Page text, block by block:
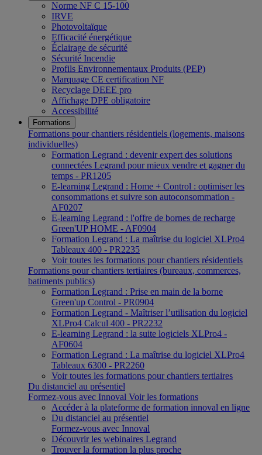
Norme NF C 15-100
IRVE
Photovoltaïque
Efficacité énergétique
Éclairage de sécurité
Sécurité Incendie
Profils Environnementaux Produits (PEP)
Marquage CE certification NF
Recyclage DEEE pro
Affichage DPE obligatoire
Accessibilité
Formations
Formations pour chantiers résidentiels (logements, maisons
individuelles)
Formation Legrand : devenir expert des solutions
connectées Legrand pour mieux vendre et gagner du
temps - PR1205
E-learning Legrand : Home + Control : optimiser les
consommations et suivre son autoconsommation -
AF0207
E-learning Legrand : l'offre de bornes de recharge
Green'UP HOME - AF0904
Formation Legrand : La maîtrise du logiciel XLPro4
Tableaux 400 - PR2235
Voir toutes les formations pour chantiers résidentiels
Formations pour chantiers tertiaires (bureaux, commerces,
batiments publics)
Formation Legrand : Prise en main de la borne
Green'up Control - PR0904
Formation Legrand - Maîtriser l’utilisation du logiciel
XLPro4 Calcul 400 - PR2232
E-learning Legrand : la suite logiciels XLPro4 -
AF0604
Formation Legrand : La maîtrise du logiciel XLPro4
Tableaux 6300 - PR2260
Voir toutes les formations pour chantiers tertiaires
Du distanciel au présentiel
Formez-vous avec Innoval Voir les formations
Accéder à la plateforme de formation innoval en ligne
Du distanciel au présentiel
Formez-vous avec Innoval
Découvrir les webinaires Legrand
Trouver la formation la plus proche